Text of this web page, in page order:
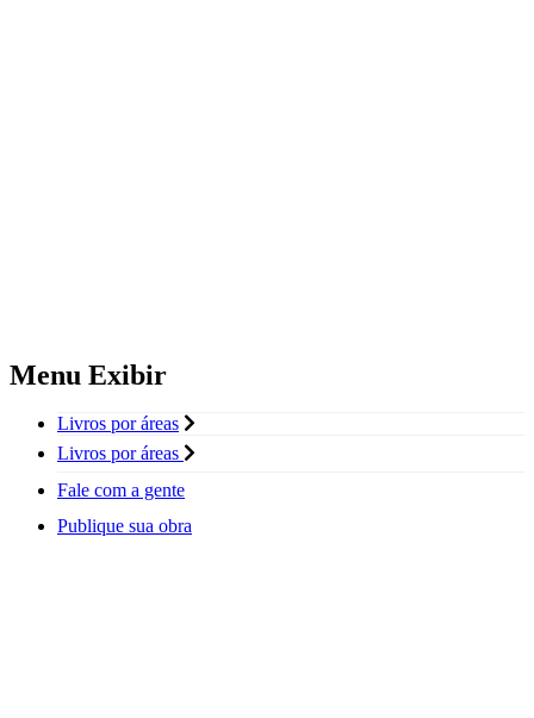
Menu Exibir
Livros por áreas
Livros por áreas
Fale com a gente
Publique sua obra